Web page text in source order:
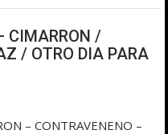
CIMARRON /
/ OTRO DIA PARA
– CONTRAVENENO –